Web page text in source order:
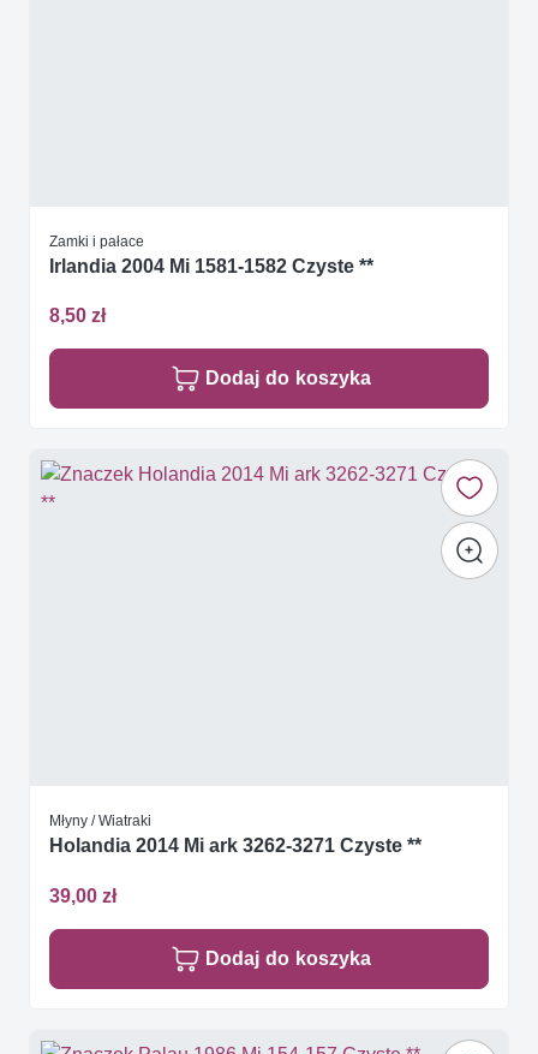
Zamki i pałace
Irlandia 2004 Mi 1581-1582 Czyste **
8,50 zł
Dodaj do koszyka
Młyny / Wiatraki
Holandia 2014 Mi ark 3262-3271 Czyste **
39,00 zł
Dodaj do koszyka